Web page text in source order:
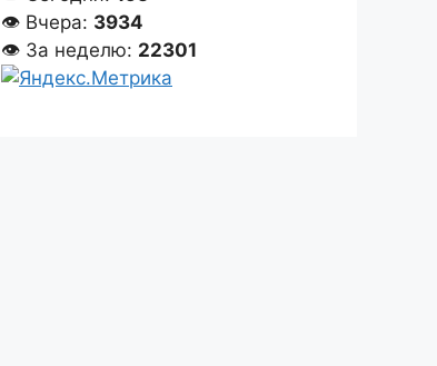
👁 Вчера: 3934
👁 За неделю: 22301